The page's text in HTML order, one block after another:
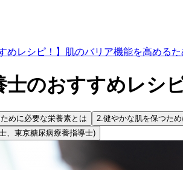
めレシピ！】肌のバリア機能を高める
士のおすすめレシ
めに必要な栄養素とは 2.健やかな肌を保つた
、東京糖尿病療養指導士)